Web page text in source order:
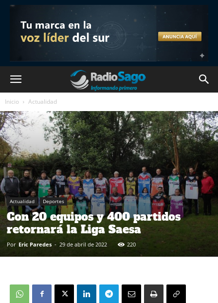
Inicio Actualidad
Actualidad Deportes
Con 20 equipos y 400 partidos
retornará la Liga Saesa
Por Eric Paredes - 29 de abril de 2022 220